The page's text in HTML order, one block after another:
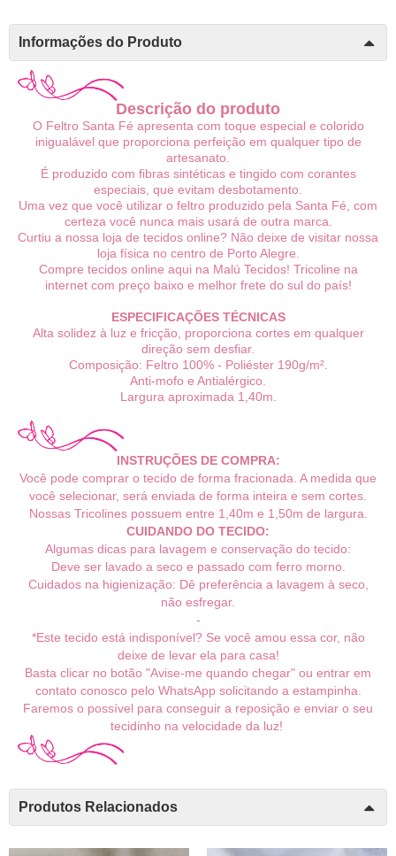
Informações do Produto
Descrição do produto
O Feltro Santa Fé apresenta com toque especial e colorido
inigualável que proporciona perfeição em qualquer tipo de
artesanato.
É produzido com fibras sintéticas e tingido com corantes
especiais, que evitam desbotamento.
Uma vez que você utilizar o feltro produzido pela Santa Fé, com
certeza você nunca mais usará de outra marca.
Curtiu a nossa loja de tecidos online? Não deixe de visitar nossa
loja física no centro de Porto Alegre.
Compre tecidos online aqui na Malú Tecidos! Tricoline na
internet com preço baixo e melhor frete do sul do país!
ESPECIFICAÇÕES TÉCNICAS
Alta solidez à luz e fricção, proporciona cortes em qualquer
direção sem desfiar.
Composição: Feltro 100% - Poliéster 190g/m².
Anti-mofo e Antialérgico.
Largura aproximada 1,40m.
INSTRUÇÕES DE COMPRA:
Você pode comprar o tecido de forma fracionada. A medida que
você selecionar, será enviada de forma inteira e sem cortes.
Nossas Tricolines possuem entre 1,40m e 1,50m de largura.
CUIDANDO DO TECIDO:
Algumas dicas para lavagem e conservação do tecido:
Deve ser lavado a seco e passado com ferro morno.
Cuidados na higienização: Dê preferência a lavagem à seco,
não esfregar.
-
*Este tecido está indisponível? Se você amou essa cor, não
deixe de levar ela para casa!
Basta clicar no botão "Avise-me quando chegar" ou entrar em
contato conosco pelo WhatsApp solicitando a estampinha.
Faremos o possível para conseguir a reposição e enviar o seu
tecidinho na velocidade da luz!
Produtos Relacionados